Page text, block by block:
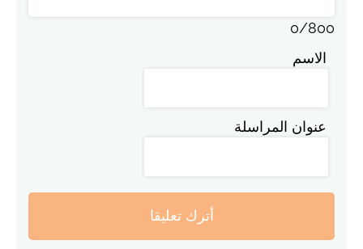
0/800
الاسم
عنوان المراسلة
أترك تعليقا